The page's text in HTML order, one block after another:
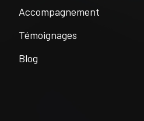
Accompagnement
Témoignages
Blog